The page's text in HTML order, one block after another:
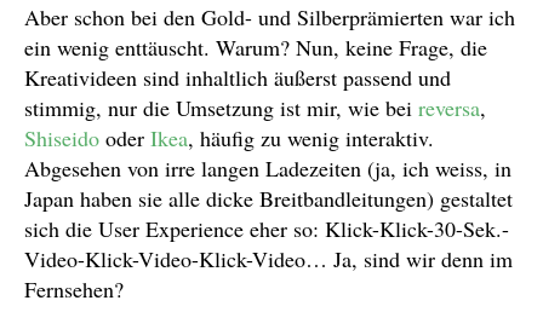
Aber schon bei den Gold- und Silberprämierten war ich
ein wenig enttäuscht. Warum? Nun, keine Frage, die
Kreativideen sind inhaltlich äußerst passend und
stimmig, nur die Umsetzung ist mir, wie bei reversa,
Shiseido oder Ikea, häufig zu wenig interaktiv.
Abgesehen von irre langen Ladezeiten (ja, ich weiss, in
Japan haben sie alle dicke Breitbandleitungen) gestaltet
sich die User Experience eher so: Klick-Klick-30-Sek.-
Video-Klick-Video-Klick-Video… Ja, sind wir denn im
Fernsehen?